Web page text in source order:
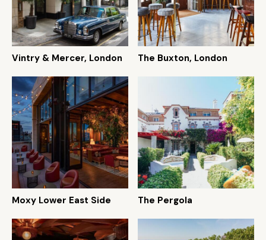
Vintry & Mercer, London The Buxton, London
Moxy Lower East Side The Pergola